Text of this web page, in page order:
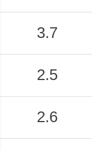
3.7
2.5
2.6